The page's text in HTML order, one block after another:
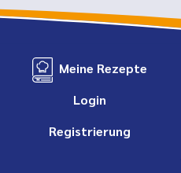
Meine Rezepte
Login
Registrierung